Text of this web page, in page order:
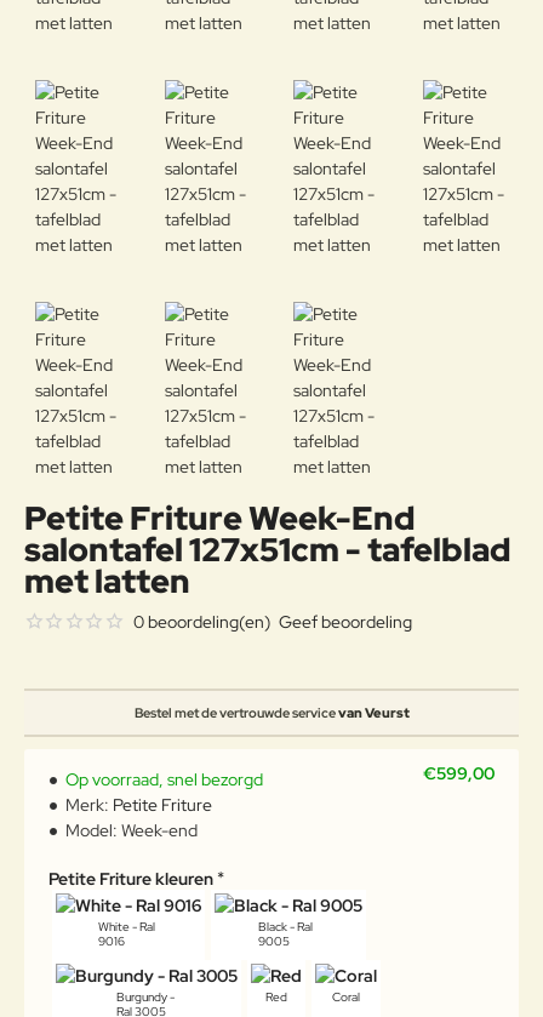
Petite Friture Week-End
salontafel 127x51cm - tafelblad
met latten
Bestel met de vertrouwde servicevan Veurst
0 beoordeling(en) Geef beoordeling
€599,00
Op voorraad, snel bezorgd
Merk: Petite Friture
Model: Week-end
Petite Friture kleuren
White - Ral
9016
Black - Ral
9005
Burgundy -
Ral 3005
Red Coral